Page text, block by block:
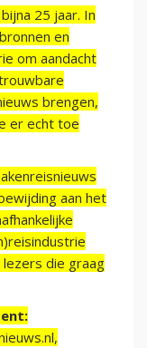
25 jaar. In
en
om aandacht
brengen,
er echt toe
aan het
die graag